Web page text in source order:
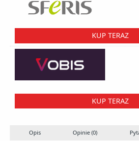
KUP TERAZ
KUP TERAZ
Opis Opinie (0)